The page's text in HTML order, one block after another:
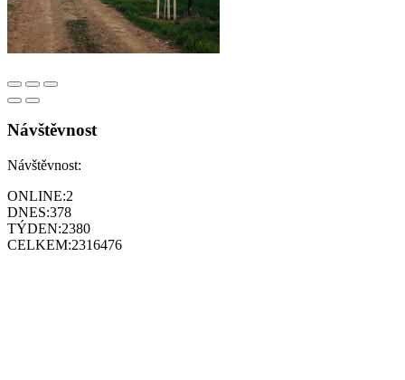
Návštěvnost
Návštěvnost:
ONLINE:2
DNES:378
TÝDEN:2380
CELKEM:2316476